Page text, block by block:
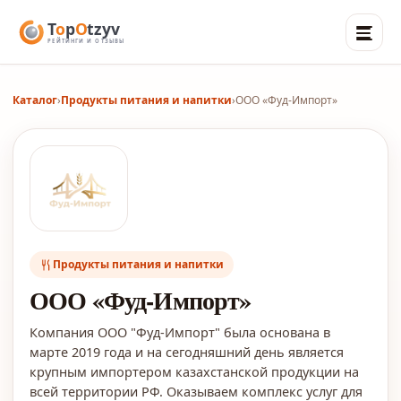
Каталог›Продукты питания и напитки›ООО «Фуд-Импорт»
Продукты питания и напитки
ООО «Фуд-Импорт»
Компания ООО "Фуд-Импорт" была основана в
марте 2019 года и на сегодняшний день является
крупным импортером казахстанской продукции на
всей территории РФ. Оказываем комплекс услуг для